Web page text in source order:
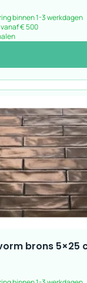
binnen 1-3 werkdagen
€ 500
brons 5×25